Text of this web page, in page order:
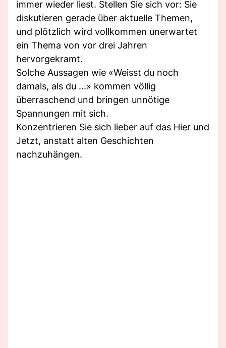
immer wieder liest. Stellen Sie sich vor: Sie
diskutieren gerade über aktuelle Themen,
und plötzlich wird vollkommen unerwartet
ein Thema von vor drei Jahren
hervorgekramt.
Solche Aussagen wie «Weisst du noch
damals, als du ...» kommen völlig
überraschend und bringen unnötige
Spannungen mit sich.
Konzentrieren Sie sich lieber auf das Hier und
Jetzt, anstatt alten Geschichten
nachzuhängen.